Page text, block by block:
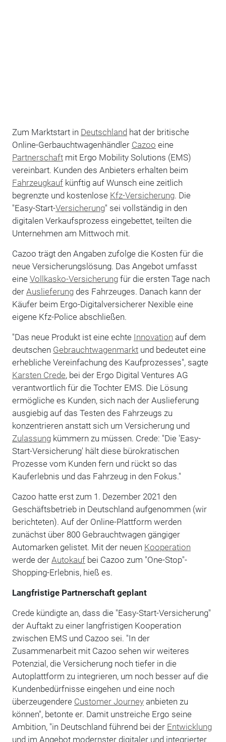
Zum Marktstart in Deutschland hat der britische
Online-Gerbauchtwagenhändler Cazoo eine
Partnerschaftmit Ergo Mobility Solutions (EMS)
vereinbart. Kunden des Anbieters erhalten beim
Fahrzeugkaufkünftig auf Wunsch eine zeitlich
begrenzte und kostenlose Kfz-Versicherung. Die
"Easy-Start-Versicherung" sei vollständig in den
digitalen Verkaufsprozess eingebettet, teilten die
Unternehmen am Mittwoch mit.
Cazoo trägt den Angaben zufolge die Kosten für die
neue Versicherungslösung. Das Angebot umfasst
eine Vollkasko-Versicherungfür die ersten Tage nach
der Auslieferungdes Fahrzeuges. Danach kann der
Käufer beim Ergo-Digitalversicherer Nexible eine
eigene Kfz-Police abschließen.
"Das neue Produkt ist eine echte Innovation auf dem
deutschen Gebrauchtwagenmarktund bedeutet eine
erhebliche Vereinfachung des Kaufprozesses", sagte
Karsten Crede, bei der Ergo Digital Ventures AG
verantwortlich für die Tochter EMS. Die Lösung
ermögliche es Kunden, sich nach der Auslieferung
ausgiebig auf das Testen des Fahrzeugs zu
konzentrieren anstatt sich um Versicherung und
Zulassungkümmern zu müssen. Crede: "Die 'Easy-
Start-Versicherung' hält diese bürokratischen
Prozesse vom Kunden fern und rückt so das
Kauferlebnis und das Fahrzeug in den Fokus."
Cazoo hatte erst zum 1. Dezember 2021 den
Geschäftsbetrieb in Deutschland aufgenommen (wir
berichteten). Auf der Online-Plattform werden
zunächst über 800 Gebrauchtwagen gängiger
Automarken gelistet. Mit der neuen Kooperation
werde der Autokaufbei Cazoo zum "One-Stop"-
Shopping-Erlebnis, hieß es.
Langfristige Partnerschaft geplant
Crede kündigte an, dass die "Easy-Start-Versicherung"
der Auftakt zu einer langfristigen Kooperation
zwischen EMS und Cazoo sei. "In der
Zusammenarbeit mit Cazoo sehen wir weiteres
Potenzial, die Versicherung noch tiefer in die
Autoplattform zu integrieren, um noch besser auf die
Kundenbedürfnisse eingehen und eine noch
überzeugendere Customer Journeyanbieten zu
können", betonte er. Damit unstreiche Ergo seine
Ambition, "in Deutschland führend bei der Entwicklung
und im Angebot modernster digitaler und integrierter